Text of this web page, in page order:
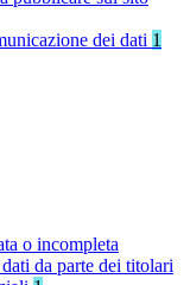
dei dati 1
o incompleta
da parte dei titolari